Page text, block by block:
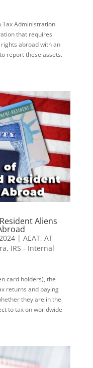
Tax Administration
that requires
abroad with an
report these assets.
Aliens
| AEAT, AT
, IRS - Internal
card holders), the
returns and paying
they are in the
to tax on worldwide